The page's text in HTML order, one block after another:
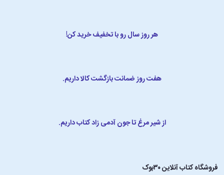
هر روز سال رو با تخفیف خرید کن!
هفت روز ضمانت بازگشت کالا داریم.
از شیر مرغ تا جون آدمی زاد کتاب داریم.
فروشگاه کتاب آنلاین ۳۰بوک